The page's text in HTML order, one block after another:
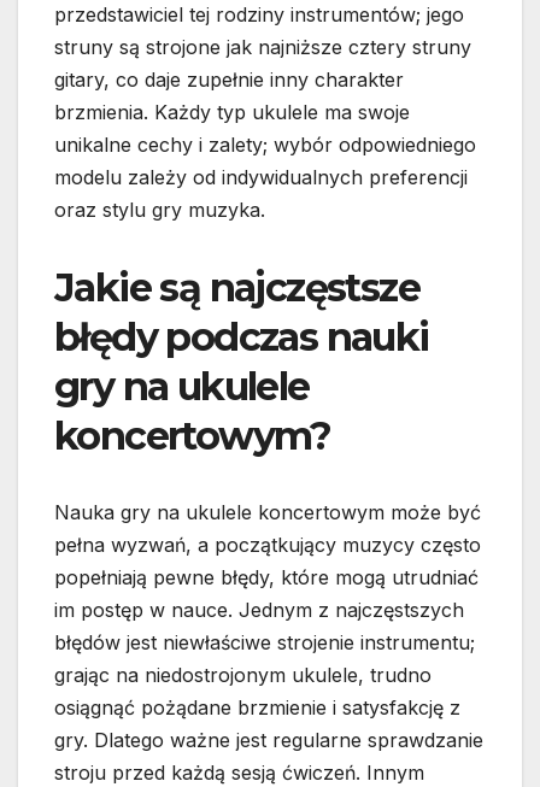
przedstawiciel tej rodziny instrumentów; jego
struny są strojone jak najniższe cztery struny
gitary, co daje zupełnie inny charakter
brzmienia. Każdy typ ukulele ma swoje
unikalne cechy i zalety; wybór odpowiedniego
modelu zależy od indywidualnych preferencji
oraz stylu gry muzyka.
Jakie są najczęstsze
błędy podczas nauki
gry na ukulele
koncertowym?
Nauka gry na ukulele koncertowym może być
pełna wyzwań, a początkujący muzycy często
popełniają pewne błędy, które mogą utrudniać
im postęp w nauce. Jednym z najczęstszych
błędów jest niewłaściwe strojenie instrumentu;
grając na niedostrojonym ukulele, trudno
osiągnąć pożądane brzmienie i satysfakcję z
gry. Dlatego ważne jest regularne sprawdzanie
stroju przed każdą sesją ćwiczeń. Innym